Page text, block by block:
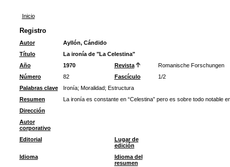
Inicio
Registro
Autor
Ayllón, Cándido
Título
La ironía de "La Celestina"
Año
1970 Revista
Romanische Forschungen
Número
82 Fascículo
1/2
Palabras clave
Ironía; Moralidad; Estructura
Resumen
La ironía es constante en “Celestina” pero es sobre todo notable
Dirección
Autor
corporativo
Editorial
Lugar de
edición
Idioma
Idioma del
resumen